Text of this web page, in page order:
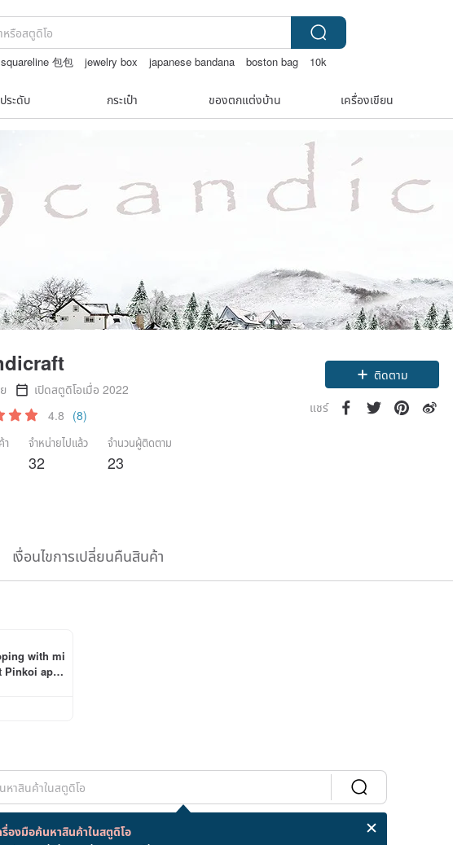
squareline 包包 jewelry box japanese bandana boston bag
10k
ระดับ กระเป๋า ของตกแต่งบ้าน เครื่องเขียน
เปิดสตูดิโอเมื่อ 2022
4.8 (8)
า จำหน่ายไปแล้ว
32
จำนวนผู้ติดตาม
23
ติดตาม
แชร์
เงื่อนไขการเปลี่ยนคืนสินค้า
with mi
Pinkoi app
รื่องมือค้นหาสินค้าในสตูดิโอ
า 68 ชิ้น